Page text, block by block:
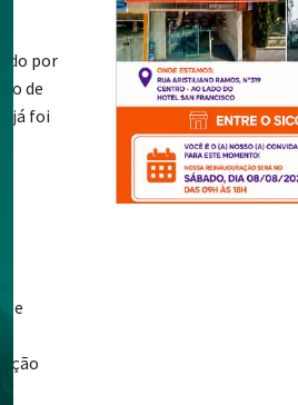
por
de
já foi